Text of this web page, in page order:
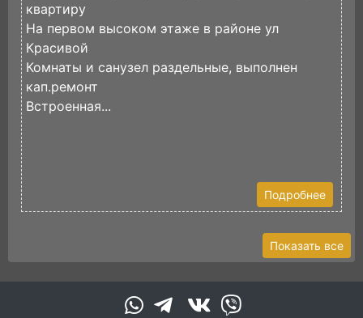
квартиру
На первом высоком этаже в районе ул
Красивой
Комнаты и санузел раздельные, выполнен
кап.ремонт
Встроенная...
Подробнее
Показать все